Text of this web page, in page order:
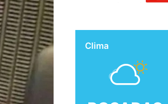
Clima